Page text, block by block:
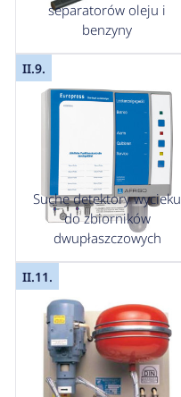
separatorów oleju i
benzyny
II.9.
Suche detektory wycieku
do zbiorników
dwupłaszczowych
II.11.